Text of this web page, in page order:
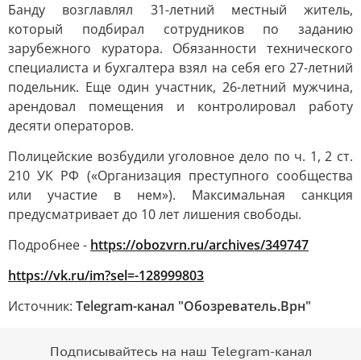
Банду возглавлял 31-летний местный житель,
который подбирал сотрудников по заданию
зарубежного куратора. Обязанности технического
специалиста и бухгалтера взял на себя его 27-летний
подельник. Еще один участник, 26-летний мужчина,
арендовал помещения и контролировал работу
десяти операторов.
Полицейские возбудили уголовное дело по ч. 1, 2 ст.
210 УК РФ («Организация преступного сообщества
или участие в нем»). Максимальная санкция
предусматривает до 10 лет лишения свободы.
Подробнее - https://obozvrn.ru/archives/349747
https://vk.ru/im?sel=-128999803
Источник: Telegram-канал "Обозреватель.Врн"
Подписывайтесь на наш Telegram-канал